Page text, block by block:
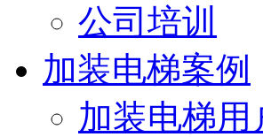
公司培训
加装电梯案例
加装电梯用